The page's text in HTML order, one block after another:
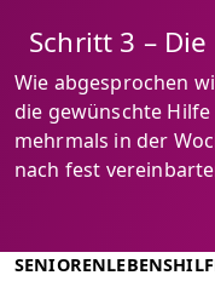
Schritt 3 –
Wie abgesprochen
die gewünschte
mehrmals in der
nach fest